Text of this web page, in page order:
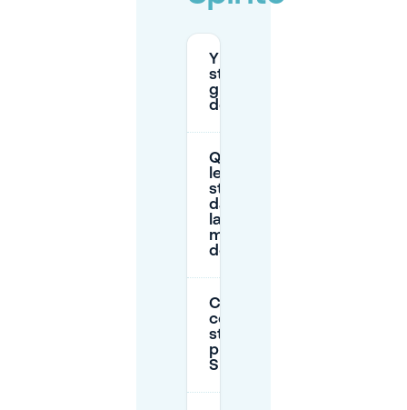
Y a-t-il un
stationnement
gratuit près
de Spirito ?
Quelles sont
les heures de
stationnement
dans la rue et
la durée
maximale près
de Spirito ?
Combien
coûte le
stationnement
public près de
Spirito ?